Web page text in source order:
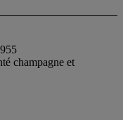
champagne et